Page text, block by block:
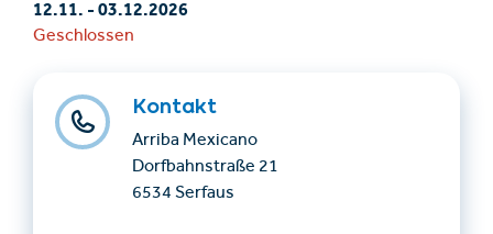
12.11.-03.12.2026
Geschlossen
Kontakt
Arriba Mexicano
Dorfbahnstraße 21
6534 Serfaus